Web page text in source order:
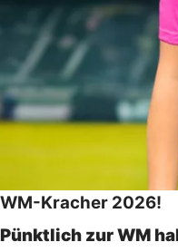
WM-Kracher 2026!
Pünktlich zur WM